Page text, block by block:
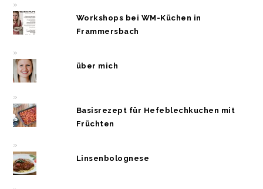
Workshops bei WM-Küchen in
Frammersbach
über mich
Basisrezept für Hefeblechkuchen mit
Früchten
Linsenbolognese